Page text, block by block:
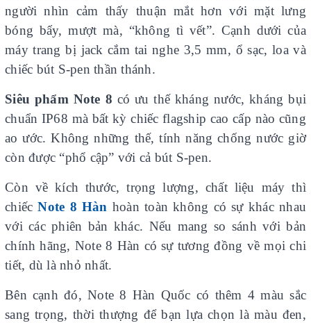
người nhìn cảm thấy thuận mắt hơn với mặt lưng
bóng bẩy, mượt mà, “không tì vết”. Cạnh dưới của
máy trang bị jack cắm tai nghe 3,5 mm, ổ sạc, loa và
chiếc bút S-pen thần thánh.
Siêu phẩm Note 8 có ưu thế kháng nước, kháng bụi
chuẩn IP68 mà bất kỳ chiếc flagship cao cấp nào cũng
ao ước. Không những thế, tính năng chống nước giờ
còn được “phổ cập” với cả bút S-pen.
Còn về kích thước, trọng lượng, chất liệu máy thì
chiếcNote 8 Hàn hoàn toàn không có sự khác nhau
với các phiên bản khác. Nếu mang so sánh với bản
chính hãng, Note 8 Hàn có sự tương đồng về mọi chi
tiết, dù là nhỏ nhất.
Bên cạnh đó, Note 8 Hàn Quốc có thêm 4 màu sắc
sang trọng, thời thượng để bạn lựa chọn là màu đen,